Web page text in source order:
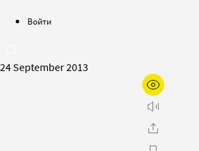
Войти
24 September 2013